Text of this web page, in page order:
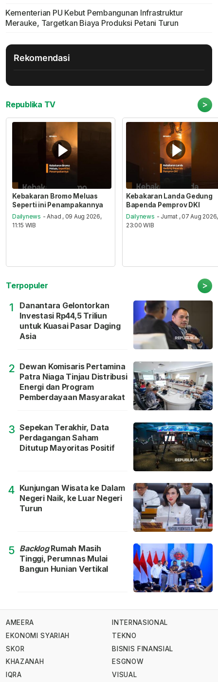
Kementerian PU Kebut Pembangunan Infrastruktur
Merauke, Targetkan Biaya Produksi Petani Turun
Rekomendasi
Republika TV >
Kebakaran Bromo Meluas
Seperti ini Penampakannya
Dailynews - Ahad , 09 Aug 2026,
11:15 WIB
Kebakaran Landa Gedung
Bapenda Pemprov DKI
Dailynews - Jumat , 07 Aug 2026,
23:00 WIB
Terpopuler >
1
Danantara Gelontorkan
Investasi Rp44,5 Triliun
untuk Kuasai Pasar Daging
Asia
2 Dewan Komisaris Pertamina
Patra Niaga Tinjau Distribusi
Energi dan Program
Pemberdayaan Masyarakat
3 Sepekan Terakhir, Data
Perdagangan Saham
Ditutup Mayoritas Positif
4 Kunjungan Wisata ke Dalam
Negeri Naik, ke Luar Negeri
Turun
5 BacklogRumah Masih
Tinggi, Perumnas Mulai
Bangun Hunian Vertikal
AMEERA
EKONOMI SYARIAH
SKOR
KHAZANAH
IQRA
INTERNASIONAL
TEKNO
BISNIS FINANSIAL
ESGNOW
VISUAL